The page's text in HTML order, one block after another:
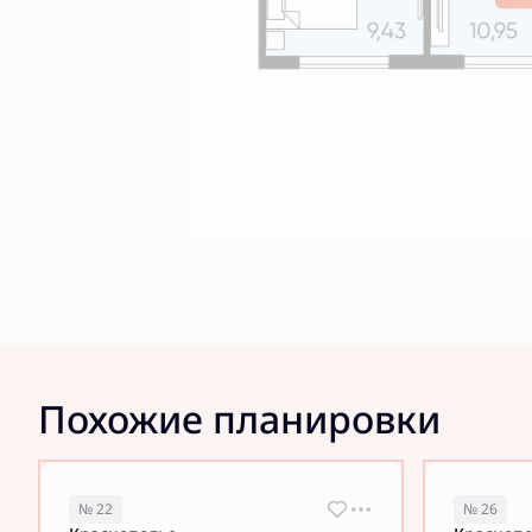
Похожие планировки
№ 22 № 26